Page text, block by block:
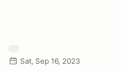
Sat, Sep 16, 2023